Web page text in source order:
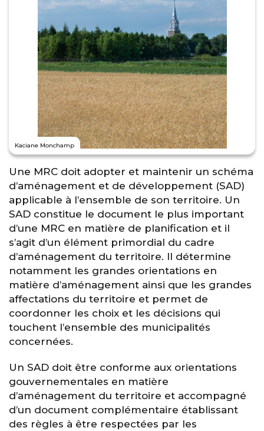
Kaciane Monchamp
Une MRC doit adopter et maintenir un schéma
d’aménagement et de développement (SAD)
applicable à l’ensemble de son territoire. Un
SAD constitue le document le plus important
d’une MRC en matière de planification et il
s’agit d’un élément primordial du cadre
d’aménagement du territoire. Il détermine
notamment les grandes orientations en
matière d’aménagement ainsi que les grandes
affectations du territoire et permet de
coordonner les choix et les décisions qui
touchent l’ensemble des municipalités
concernées.
Un SAD doit être conforme aux orientations
gouvernementales en matière
d’aménagement du territoire et accompagné
d’un document complémentaire établissant
des règles à être respectées par les